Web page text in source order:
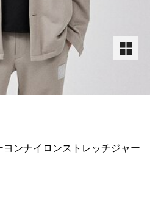
ヨンナイロンストレッチジャー